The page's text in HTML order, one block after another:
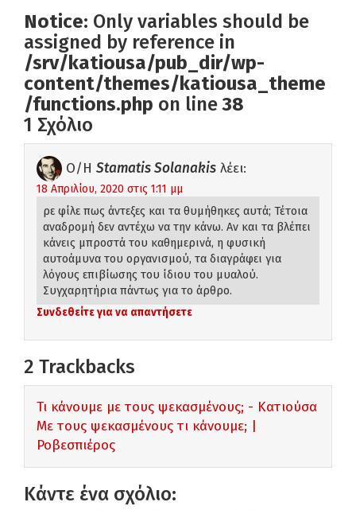
Notice: Only variables should be
assigned by reference in
/srv/katiousa/pub_dir/wp-
content/themes/katiousa_theme
/functions.php on line38
1 Σχόλιο
Ο/Η Stamatis Solanakis λέει:
18 Απριλίου, 2020 στις 1:11 μμ
ρε φίλε πως άντεξες και τα θυμήθηκες αυτά; Τέτοια
αναδρομή δεν αντέχω να την κάνω. Αν και τα βλέπει
κάνεις μπροστά του καθημερινά, η φυσική
αυτοάμυνα του οργανισμού, τα διαγράφει για
λόγους επιβίωσης του ίδιου του μυαλού.
Συγχαρητήρια πάντως για το άρθρο.
Συνδεθείτε για να απαντήσετε
2 Trackbacks
Τι κάνουμε με τους ψεκασμένους; - Κατιούσα
Με τους ψεκασμένους τι κάνουμε; |
Ροβεσπιέρος
Κάντε ένα σχόλιο: